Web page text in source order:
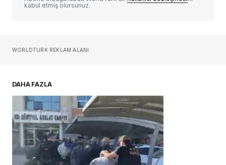
Sizin adınız*
Daha sonraki yorumlarımda kullanılması için
adım, e-posta adresim ve site adresim bu
tarayıcıya kaydedilsin.
kabul etmiş olursunuz.
WORLDTURK REKLAM ALANI
DAHA FAZLA